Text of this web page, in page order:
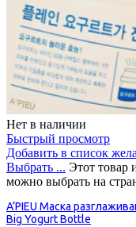
Нет в наличии
Быстрый просмотр
Добавить в список
Выбрать ... Этот товар
можно выбрать на
A’PIEU Маска
Big Yogurt Bottle